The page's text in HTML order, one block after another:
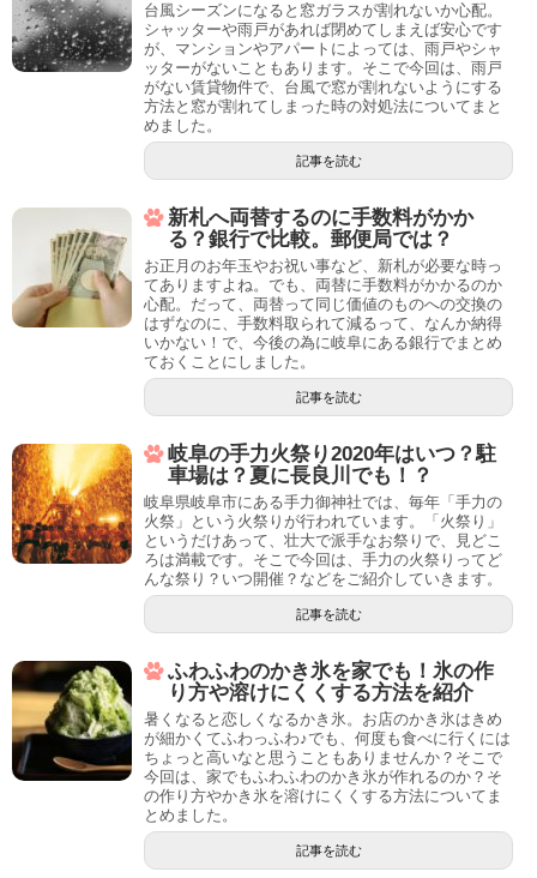
台風シーズンになると窓ガラスが割れないか心配。
シャッターや雨戸があれば閉めてしまえば安心です
が、マンションやアパートによっては、雨戸やシャ
ッターがないこともあります。そこで今回は、雨戸
がない賃貸物件で、台風で窓が割れないようにする
方法と窓が割れてしまった時の対処法についてまと
めました。
記事を読む
新札へ両替するのに手数料がかか
る？銀行で比較。郵便局では？
お正月のお年玉やお祝い事など、新札が必要な時っ
てありますよね。でも、両替に手数料がかかるのか
心配。だって、両替って同じ価値のものへの交換の
はずなのに、手数料取られて減るって、なんか納得
いかない！で、今後の為に岐阜にある銀行でまとめ
ておくことにしました。
記事を読む
岐阜の手力火祭り2020年はいつ？駐
車場は？夏に長良川でも！？
岐阜県岐阜市にある手力御神社では、毎年「手力の
火祭」という火祭りが行われています。「火祭り」
というだけあって、壮大で派手なお祭りで、見どこ
ろは満載です。そこで今回は、手力の火祭りってど
んな祭り？いつ開催？などをご紹介していきます。
記事を読む
ふわふわのかき氷を家でも！氷の作
り方や溶けにくくする方法を紹介
暑くなると恋しくなるかき氷。お店のかき氷はきめ
が細かくてふわっふわ♪でも、何度も食べに行くには
ちょっと高いなと思うこともありませんか？そこで
今回は、家でもふわふわのかき氷が作れるのか？そ
の作り方やかき氷を溶けにくくする方法についてま
とめました。
記事を読む